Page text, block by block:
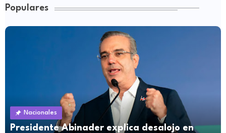
Populares
Nacionales
Presidente Abinader explica desalojo en